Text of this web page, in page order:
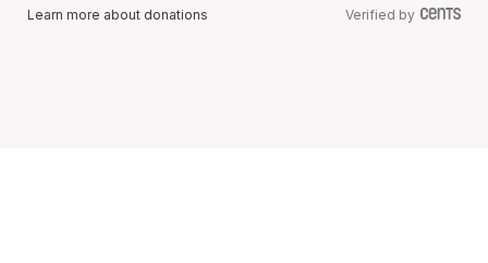
Learn more about donations Verified by